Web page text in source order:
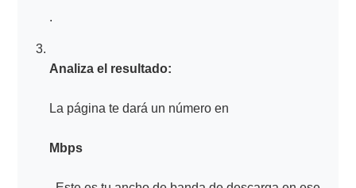
.
Analiza el resultado:
La página te dará un número en
Mbps